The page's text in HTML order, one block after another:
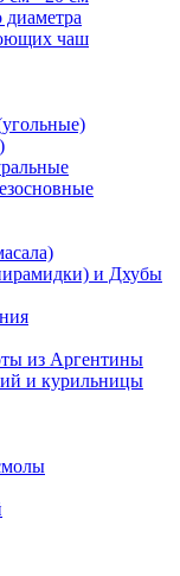
чаш
и Дхубы
из Аргентины
и курильницы